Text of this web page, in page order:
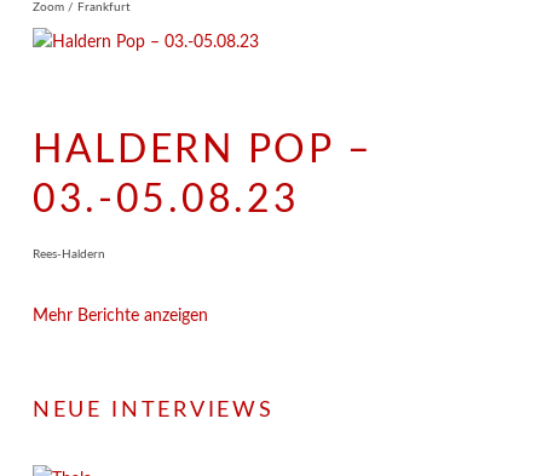
Zoom / Frankfurt
HALDERN POP –
03.-05.08.23
Rees-Haldern
Mehr Berichte anzeigen
NEUE INTERVIEWS